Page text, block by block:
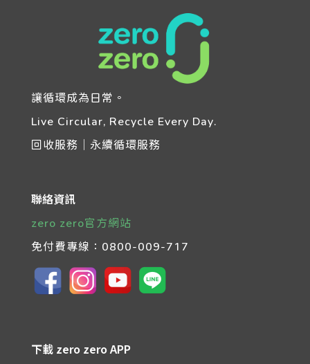
讓循環成為日常。
Live Circular, Recycle Every Day.
回收服務｜永續循環服務
聯絡資訊
zero zero官方網站
免付費專線： 0800-009-717
下載 zero zero APP